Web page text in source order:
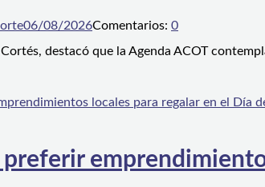
06/08/2026Comentarios: 0
destacó que la Agenda ACOT
preferir